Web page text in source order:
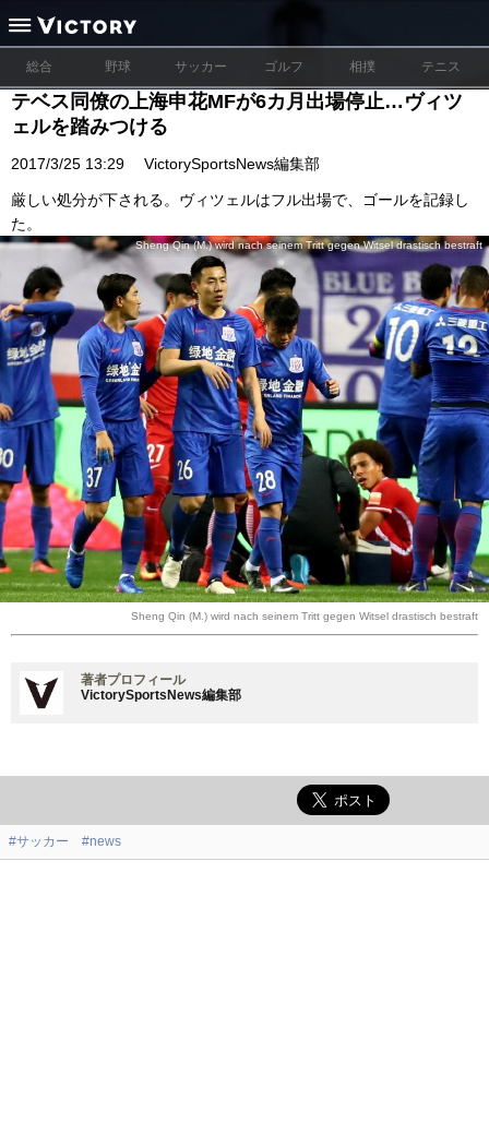
総合 野球 サッカー ゴルフ 相撲 テニス
テベス同僚の上海申花MFが6カ月出場停止…ヴィツ
ェルを踏みつける
2017/3/25 13:29 VictorySportsNews編集部
厳しい処分が下される。ヴィツェルはフル出場で、ゴールを記録し
た。
Sheng Qin (M.) wird nach seinem Tritt gegen Witsel drastisch bestraft
Sheng Qin (M.) wird nach seinem Tritt gegen Witsel drastisch bestraft
著者プロフィール
VictorySportsNews編集部
#サッカー #news